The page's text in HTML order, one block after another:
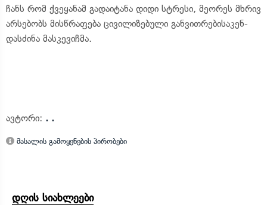
ჩანს რომ ქვეყანამ გადაიტანა დიდი სტრესი, მეორეს მხრივ
არსებობს მისწრაფება ცივილიზებული განვითრებისაკენ-
დასძინა მასკევიჩმა.
ავტორი: . .
მასალის გამოყენების პირობები
დღის სიახლეები